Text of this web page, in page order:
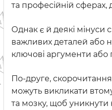
та професійній сферах,
Однак є й деякі мінуси
важливих деталей або
ключові аргументи або
По-друге,
можуть викликати
та мозку, щоб уникнути